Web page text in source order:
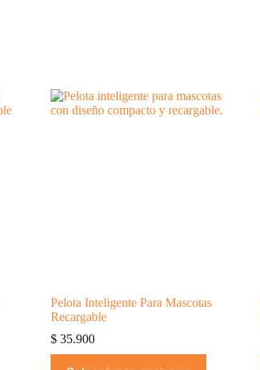
Pelota Inteligente Para Mascotas
Recargable
$35.900